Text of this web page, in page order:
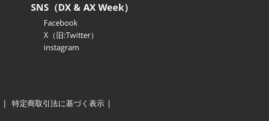
SNS（DX & AX Week）
Facebook
X（旧:Twitter）
instagram
特定商取引法に基づく表示